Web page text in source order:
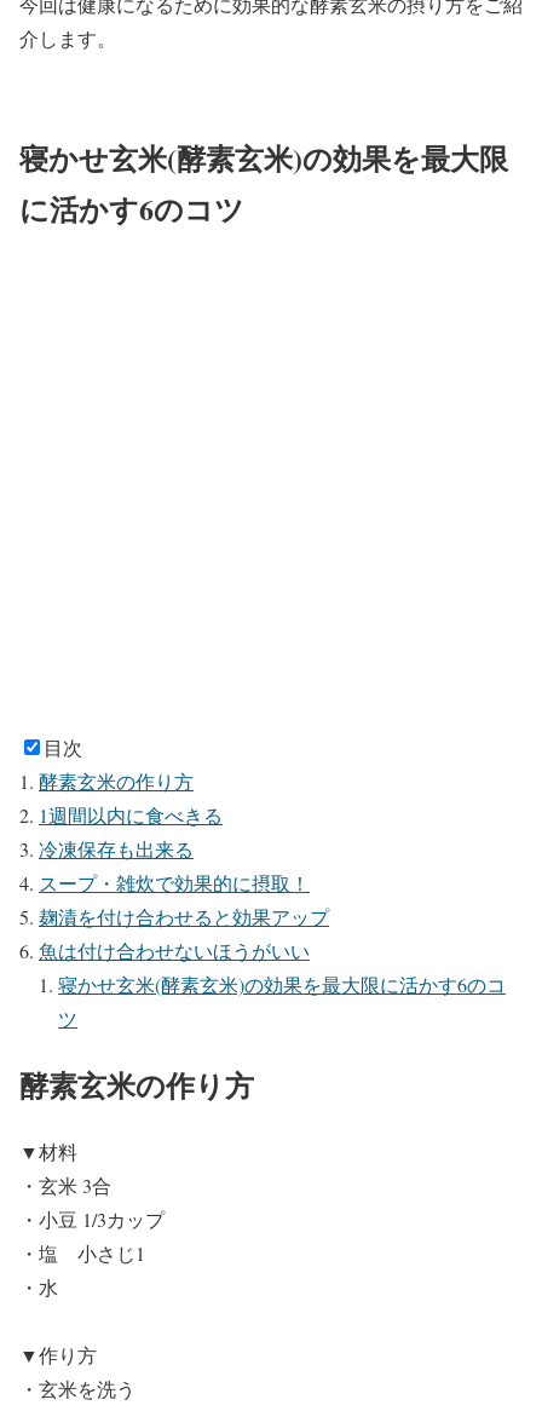
介します。
寝かせ玄米(酵素玄米)の効果を最大限
に活かす6のコツ
目次
酵素玄米の作り方
1週間以内に食べきる
冷凍保存も出来る
スープ・雑炊で効果的に摂取！
麹漬を付け合わせると効果アップ
魚は付け合わせないほうがいい
寝かせ玄米(酵素玄米)の効果を最大限に活かす6のコ
ツ
酵素玄米の作り方
▼材料
・玄米 3合
・小豆 1/3カップ
・塩 小さじ1
・水
▼作り方
・玄米を洗う